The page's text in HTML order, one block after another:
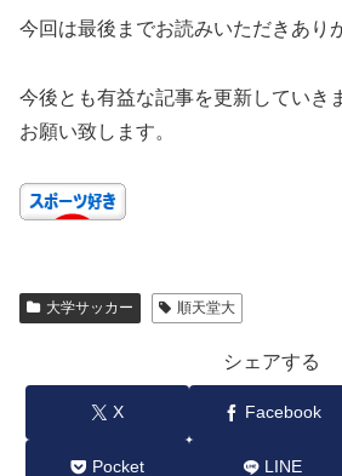
今回は最後までお読みいただきあり
今後とも有益な記事を更新していき
お願い致します。
大学サッカー 順天堂大
シェアする
X Facebook
Pocket LINE